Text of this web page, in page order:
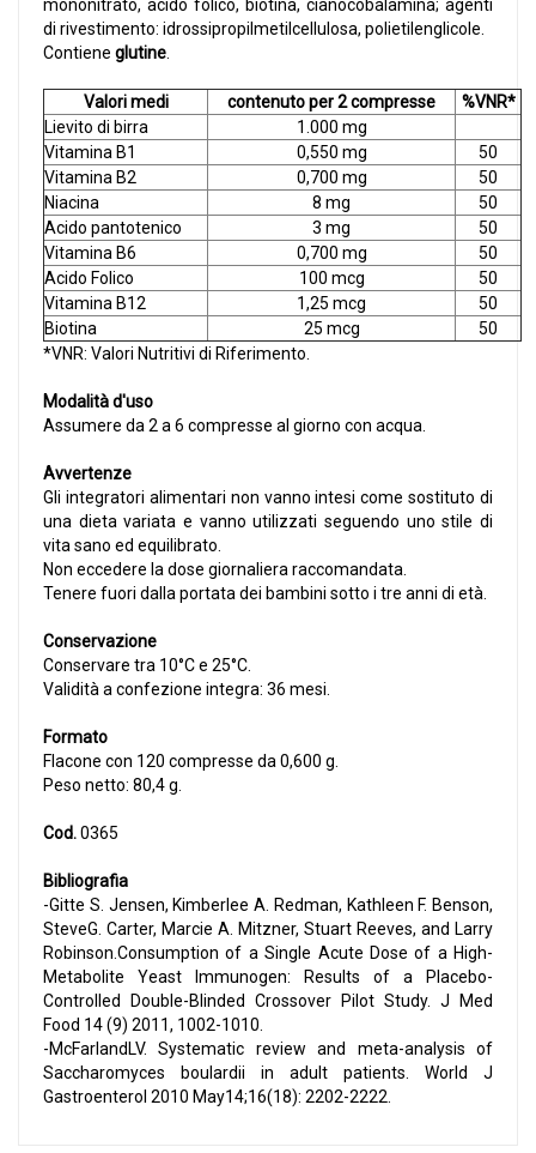
mononitrato, acido folico, biotina, cianocobalamina; agenti
di rivestimento: idrossipropilmetilcellulosa, polietilenglicole.
Contiene glutine.
Valori medi contenuto per 2 compresse
%VNR*
Lievito di birra
1.000 mg
Vitamina B1
0,550 mg
50
Vitamina B2
0,700 mg
50
Niacina
8 mg
50
Acido pantotenico
3 mg
50
Vitamina B6
0,700 mg
50
Acido Folico
100 mcg
50
Vitamina B12
1,25 mcg
50
Biotina
25 mcg
50
*VNR: Valori Nutritivi di Riferimento.
Modalità d'uso
Assumere da 2 a 6 compresse al giorno con acqua.
Avvertenze
Gli integratori alimentari non vanno intesi come sostituto di
una dieta variata e vanno utilizzati seguendo uno stile di
vita sano ed equilibrato.
Non eccedere la dose giornaliera raccomandata.
Tenere fuori dalla portata dei bambini sotto i tre anni di età.
Conservazione
Conservare tra 10°C e 25°C.
Validità a confezione integra: 36 mesi.
Formato
Flacone con 120 compresse da 0,600 g.
Peso netto: 80,4 g.
Cod.0365
Bibliografia
-Gitte S. Jensen, Kimberlee A. Redman, Kathleen F. Benson,
SteveG. Carter, Marcie A. Mitzner, Stuart Reeves, and Larry
Robinson.Consumption of a Single Acute Dose of a High-
Metabolite Yeast Immunogen: Results of a Placebo-
Controlled Double-Blinded Crossover Pilot Study. J Med
Food 14 (9) 2011, 1002-1010.
-McFarlandLV. Systematic review and meta-analysis of
Saccharomyces boulardii in adult patients. World J
Gastroenterol 2010 May14;16(18): 2202-2222.